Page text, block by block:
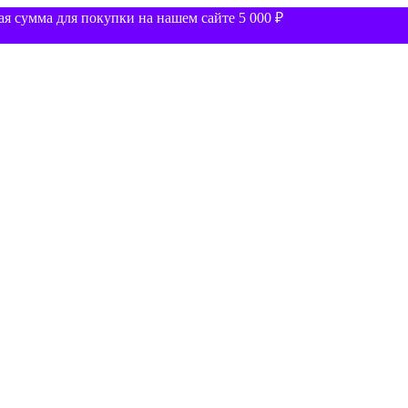
сумма для покупки на нашем сайте 5 000 ₽